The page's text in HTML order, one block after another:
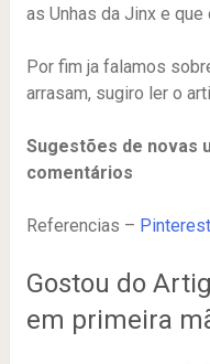
as Unhas da Jinx e
Por fim ja falamos
arrasam, sugiro ler o
Sugestões de novas
comentários
Referencias – Pinterest
Gostou do
em primeira